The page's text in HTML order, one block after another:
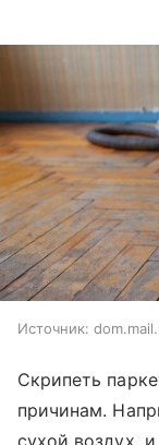
Источник:
Скрипеть
причинам.
сухой воздух,